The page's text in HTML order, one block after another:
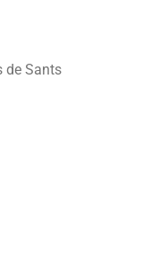
de Sants